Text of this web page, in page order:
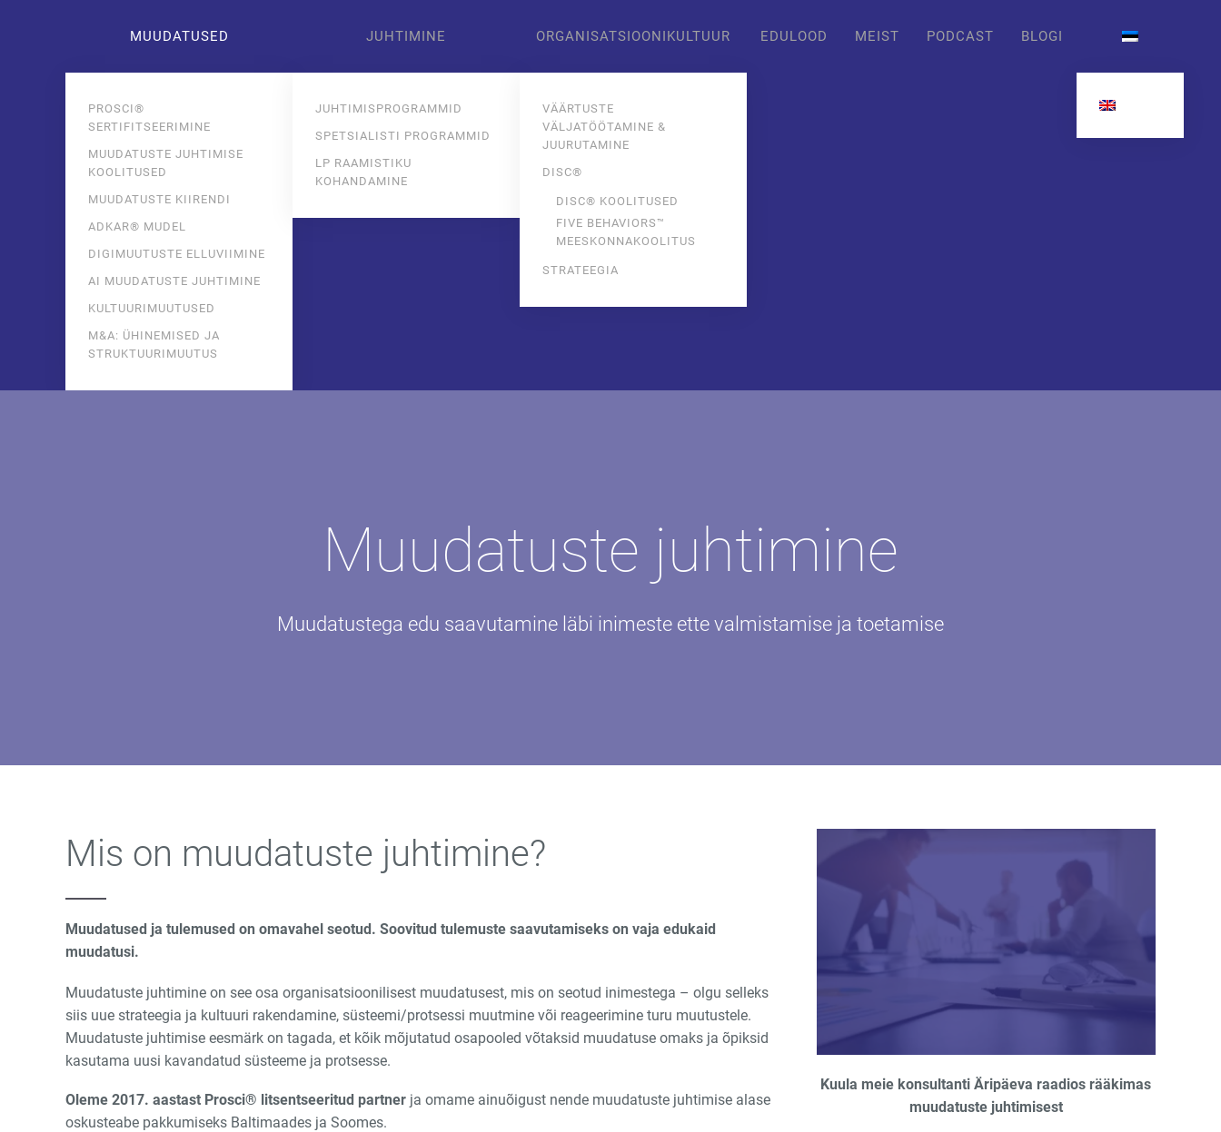
Skip to main contentMUUDATUSED
PROSCI®
SERTIFITSEERIMINE
MUUDATUSTE JUHTIMISE
KOOLITUSED
MUUDATUSTE KIIRENDI
ADKAR® MUDEL
DIGIMUUTUSTE ELLUVIIMINE
AI MUUDATUSTE JUHTIMINE
KULTUURIMUUTUSED
M&A: ÜHINEMISED JA
STRUKTUURIMUUTUS
JUHTIMINE
JUHTIMISPROGRAMMID
SPETSIALISTI PROGRAMMID
LP RAAMISTIKU
KOHANDAMINE
ORGANISATSIOONIKULTUUR
VÄÄRTUSTE
VÄLJATÖÖTAMINE &
JUURUTAMINE
DISC®
DISC® KOOLITUSED
FIVE BEHAVIORS™
MEESKONNAKOOLITUS
STRATEEGIA
EDULOOD MEIST PODCAST BLOGI
Muudatuste juhtimine
Muudatustega edu saavutamine läbi inimeste ette valmistamise ja toetamise
Mis on muudatuste juhtimine?
Muudatused ja tulemused on omavahel seotud. Soovitud tulemuste saavutamiseks on vaja edukaid
muudatusi.
Muudatuste juhtimine on see osa organisatsioonilisest muudatusest, mis on seotud inimestega – olgu selleks
siis uue strateegia ja kultuuri rakendamine, süsteemi/protsessi muutmine või reageerimine turu muutustele.
Muudatuste juhtimise eesmärk on tagada, et kõik mõjutatud osapooled võtaksid muudatuse omaks ja õpiksid
kasutama uusi kavandatud süsteeme ja protsesse.
Oleme 2017. aastast Prosci® litsentseeritud partner ja omame ainuõigust nende muudatuste juhtimise alase
oskusteabe pakkumiseks Baltimaades ja Soomes.
Kuula meie konsultanti Äripäeva raadios rääkimas
muudatuste juhtimisest